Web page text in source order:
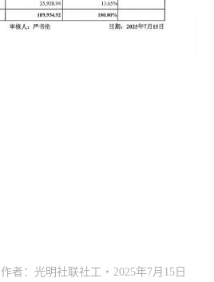
作者： 光明社联社工 2025年7月15日